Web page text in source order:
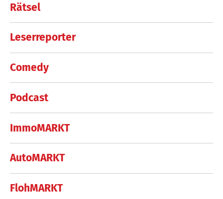
Rätsel
Leserreporter
Comedy
Podcast
ImmoMARKT
AutoMARKT
FlohMARKT